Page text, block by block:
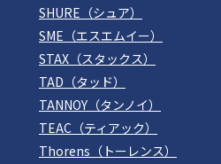
SHURE（シュア）
SME（エスエムイー）
STAX（スタックス）
TAD（タッド）
TANNOY（タンノイ）
TEAC（ティアック）
Thorens（トーレンス）